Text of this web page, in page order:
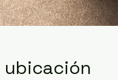
ubicación